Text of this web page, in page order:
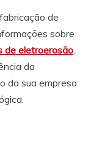
de
sobre
de eletroerosão
da
da sua empresa